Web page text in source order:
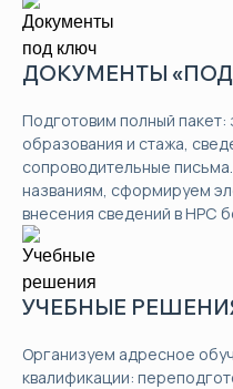
ДОКУМЕНТЫ
Подготовим полный
образования и стажа,
сопроводительные
названиям, сформируем
внесения сведений в НРС
УЧЕБНЫЕ
Организуем адресное
квалификации: